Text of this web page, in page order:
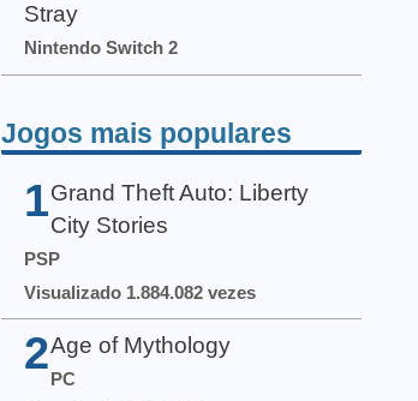
Stray
Nintendo Switch 2
Jogos mais populares
1 Grand Theft Auto: Liberty
City Stories
PSP
Visualizado 1.884.082 vezes
2Age of Mythology
PC